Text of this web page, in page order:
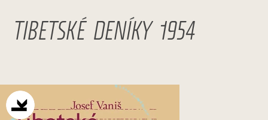
TIBETSKÉ DENÍKY 1954